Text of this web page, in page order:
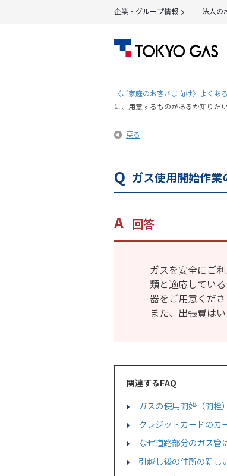
企業・グループ情報 法人の
〈ご家庭のお客さま向け〉よくあ
に、用意するものがあるか知りたい
戻る
ガス使用開始作業
回答
ガスを安全にご
類と適応してい
器をご用意くださ
また、出張費は
関連するFAQ
ガスの使用開始（開栓
クレジットカードのカ
なぜ道路部分のガス管
引越し後の住所の新し